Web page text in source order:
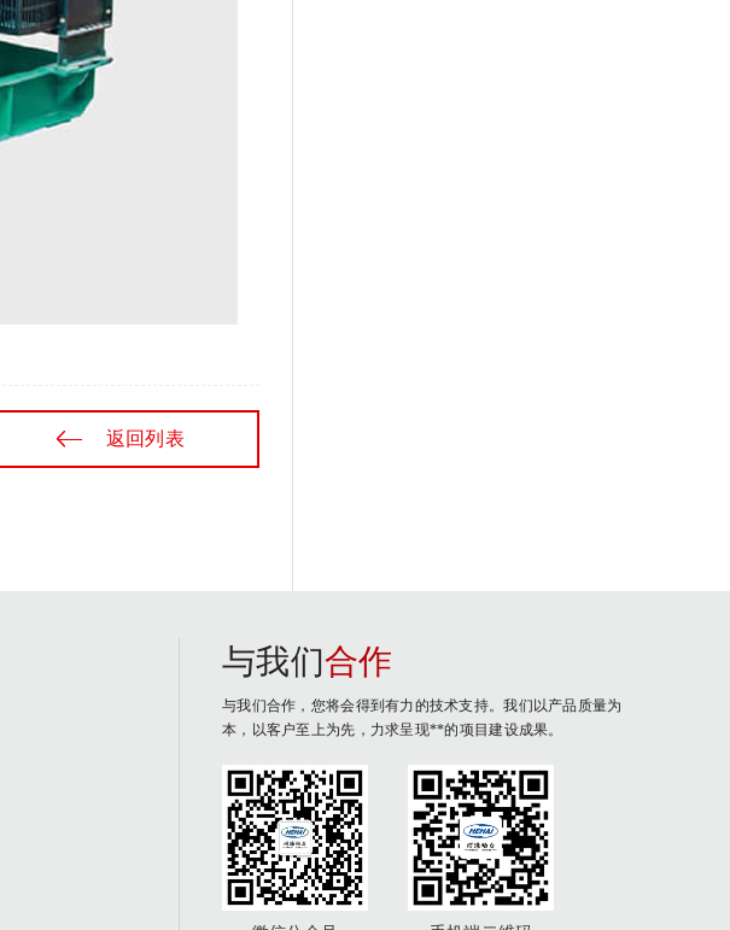
返回列表
与我们合作
与我们合作，您将会得到有力的技术支持。我们以产品质量为
本，以客户至上为先，力求呈现**的项目建设成果。